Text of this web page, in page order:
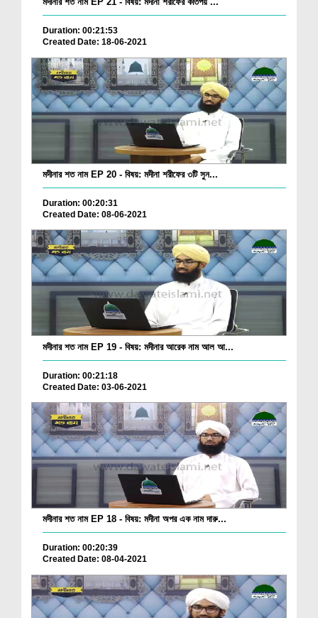
Duration: 00:21:53
Created Date: 18-06-2021
মদীনার শত নাম EP 20 - বিষয়: মদীনা শরীফের ৩টি সুন...
Duration: 00:20:31
Created Date: 08-06-2021
মদীনার শত নাম EP 19 - বিষয়: মদীনার আরেক নাম আল আ...
Duration: 00:21:18
Created Date: 03-06-2021
মদীনার শত নাম EP 18 - বিষয়: মদীনা অপর এক নাম দারু...
Duration: 00:20:39
Created Date: 08-04-2021